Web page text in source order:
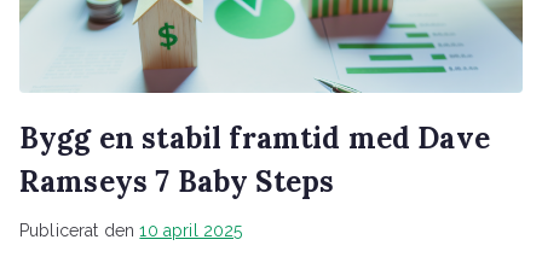
Bygg en stabil framtid med Dave
Ramseys 7 Baby Steps
Publicerat den10 april 2025